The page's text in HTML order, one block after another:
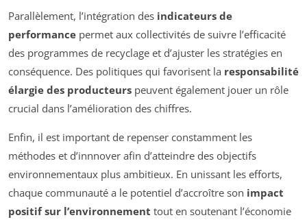
Parallèlement, l’intégration des indicateurs de
performance permet aux collectivités de suivre l’efficacité
des programmes de recyclage et d’ajuster les stratégies en
conséquence. Des politiques qui favorisent la responsabilité
élargie des producteurs peuvent également jouer un rôle
crucial dans l’amélioration des chiffres.
Enfin, il est important de repenser constamment les
méthodes et d’innnover afin d’atteindre des objectifs
environnementaux plus ambitieux. En unissant les efforts,
chaque communauté a le potentiel d’accroître son impact
positif sur l’environnement tout en soutenant l’économie